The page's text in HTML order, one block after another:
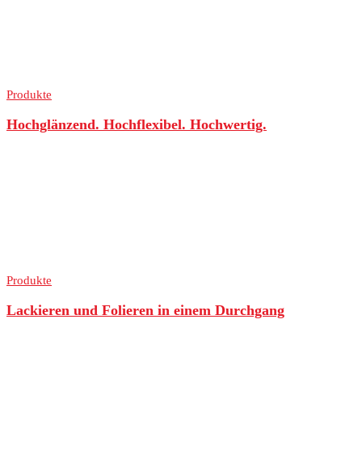
Produkte
Hochglänzend. Hochflexibel. Hochwertig.
Produkte
Lackieren und Folieren in einem Durchgang